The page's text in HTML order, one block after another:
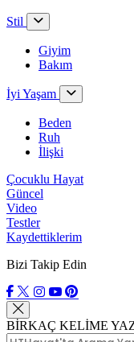
Stil
Giyim
Bakım
İyi Yaşam
Beden
Ruh
İlişki
Çocuklu Hayat
Güncel
Video
Testler
Kaydettiklerim
Bizi Takip Edin
BİRKAÇ KELİME